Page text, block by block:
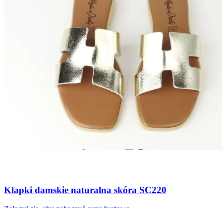
Klapki damskie naturalna skóra SC220